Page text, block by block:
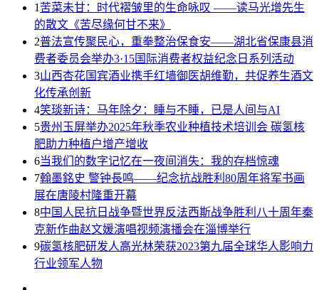
1 苦菜未甘：时代褶皱里的生命咏叹 ——读马光增先生
的散文《苦尽缘何甘不来》
2普法宣传聚民心，重拳整治保食安——湖北省保康县消
费者委员会举办3·15国际消费者权益纪念日系列活动
3山西杏花国宾酒业携手红墙御医胡维勤，共促养生酒文
化传承创新
4笑琰新诗：马年除夕：睡与不睡，已是人间与AI
5贵州玉屏举办2025年秋季农业种植技术培训会 碳氢核
肥助力种植户增产增收
6当我们的数字记忆在一夜间消失：我的存档惊魂
7翰墨銘史 警钟長鸣——纪念抗战胜利80周年将军书画
展在唐陵村隆重开幕
8中国人民抗日战争暨世界反法西斯战争胜利八十周年秦
克新作曲赵文媛演唱视频演播会在淄博举行
9碳氢核肥研发人高光林荣获2023第九届全球华人影响力
行业领军人物